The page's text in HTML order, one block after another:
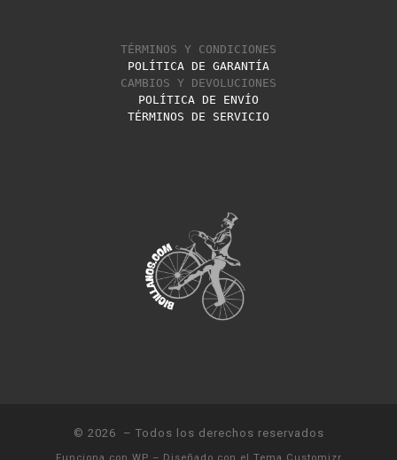
TÉRMINOS Y CONDICIONES
POLÍTICA DE GARANTÍA
CAMBIOS Y DEVOLUCIONES
POLÍTICA DE ENVÍO
TÉRMINOS DE SERVICIO
© 2026 – Todos los derechos reservados
Funciona con WP – Diseñado con el Tema Customizr